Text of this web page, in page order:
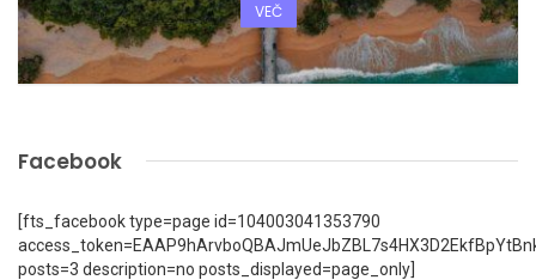
VEČ
Facebook
[fts_facebook type=page id=104003041353790
posts=3 description=no posts_displayed=page_only]